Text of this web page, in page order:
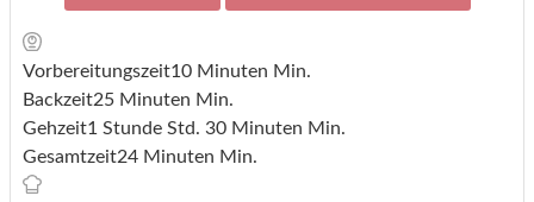
Vorbereitungszeit10 Minuten Min.
Backzeit25 Minuten Min.
Gehzeit1 Stunde Std. 30 Minuten Min.
Gesamtzeit24 Minuten Min.